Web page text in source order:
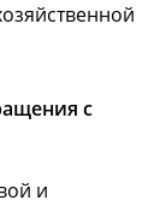
с
и